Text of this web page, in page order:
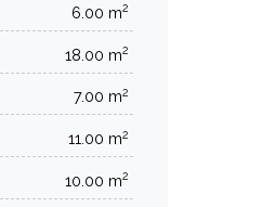
6.00 m2
18.00 m2
7.00 m2
11.00 m2
10.00 m2